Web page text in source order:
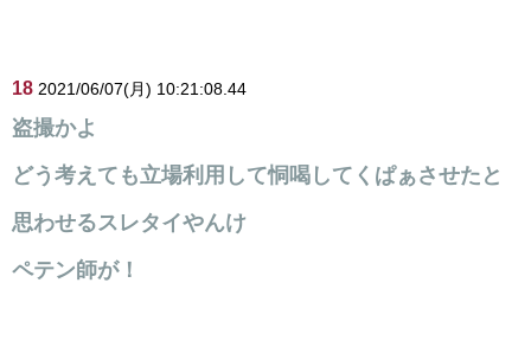
18 2021/06/07(月) 10:21:08.44
盗撮かよ
どう考えても立場利用して恫喝してくぱぁさせたと
思わせるスレタイやんけ
ペテン師が！